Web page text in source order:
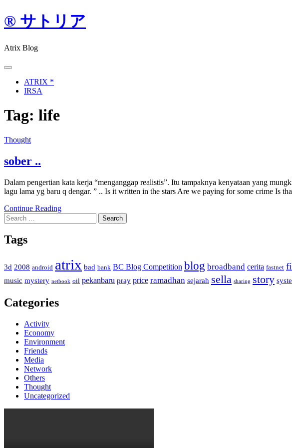
Skip
to
® サトリア
Atrix Blog
ATRIX *
IRSA
Tag: life
Thought
sober ..
Dalam pengertian kata kerja “menganggap realistis”. Itu tampaknya kenyataan yang
lagu lama yg baru q dengar. ” .. Is it written in the stars Are we paying for some crime Is
Continue Reading
Search
for:
Tags
3d 2008 android atrix bad bank BC Blog Competition blog broadband cerita fastnet
music mystery netbook oil pekanbaru pray price ramadhan sejarah sella sharing story
Categories
Activity
Economy
Environment
Friends
Media
Network
Others
Thought
Uncategorized